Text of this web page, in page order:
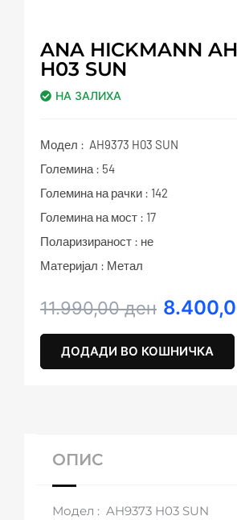
ANA HICKMANN
H03 SUN
НА ЗАЛИХА
Модел : AH9373 H03 SUN
Големина : 54
Големина на рачки : 142
Големина на мост : 17
Поларизираност : не
Материјал : Метал
11.990,00ден
Original
was:
11.990,00 ден.
Current
8.400,00 ден.
ДОДАДИ ВО КОШНИЧКА
ОПИС
Модел : AH9373 H03 SUN